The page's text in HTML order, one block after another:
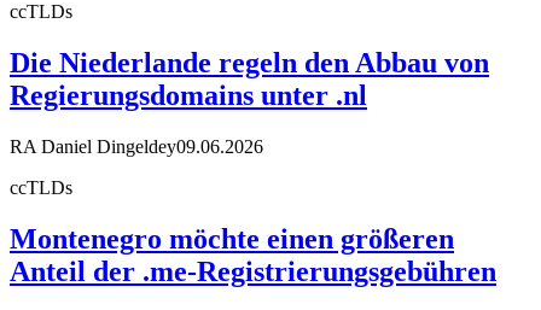
ccTLDs
Die Niederlande regeln den Abbau von
Regierungsdomains unter .nl
RA Daniel Dingeldey09.06.2026
ccTLDs
Montenegro möchte einen größeren
Anteil der .me-Registrierungsgebühren